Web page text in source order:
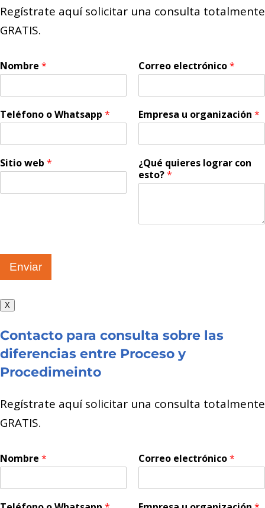
Regístrate aquí solicitar una consulta totalmente
GRATIS.
Nombre * Correo electrónico*
Teléfono o Whatsapp * Empresa u organización *
Sitio web *
¿Qué quieres lograr con
esto?*
Enviar
X
Contacto para consulta sobre las
diferencias entre Proceso y
Procedimeinto
Regístrate aquí solicitar una consulta totalmente
GRATIS.
Nombre * Correo electrónico*